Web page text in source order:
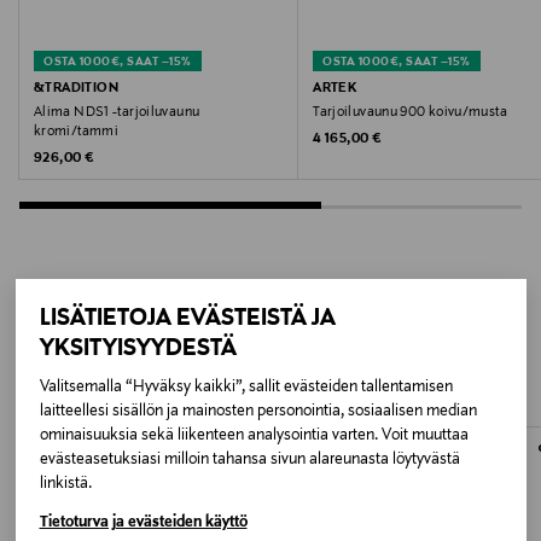
LISÄTIETOJA EVÄSTEISTÄ JA
YKSITYISYYDESTÄ
Valitsemalla “Hyväksy kaikki”, sallit evästeiden tallentamisen
laitteellesi sisällön ja mainosten personointia, sosiaalisen median
ominaisuuksia sekä liikenteen analysointia varten. Voit muuttaa
evästeasetuksiasi milloin tahansa sivun alareunasta löytyvästä
linkistä.
Tietoturva ja evästeiden käyttö
Koko
78 x 55 x 200 cm
VP1019000388_002
Valmistaja
Fatboy the Original B.V.
Valmistajan osoite
Fatboy the Original B.V., Het Zuiderkruis 3, 5215 MV 's-
Hertogenbosch, The Netherlands
OSTA 1000€, SAAT –15%
&TRADITION
Alima NDS1 -tarjoiluvaunu
kromi/tammi
Original Price
926,00 €
OSTA 1000€, SAAT –15%
ARTEK
Tarjoiluvaunu 900 koivu/musta
Original Price
4 165,00 €
LISÄÄ KIINNOSTAVIA
TUOTTEITA